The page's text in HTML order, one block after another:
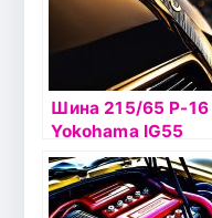
Шина 215/65 Р-16
Yokohama IG55
102T б/к шип